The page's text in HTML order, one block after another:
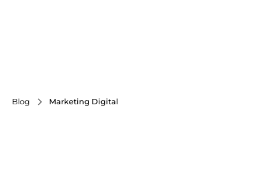
Blog Marketing Digital